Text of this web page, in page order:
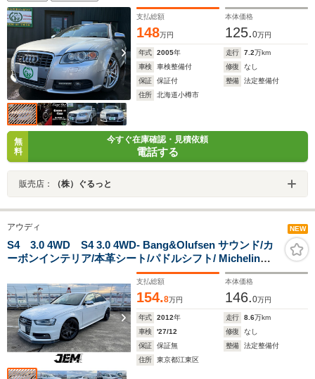
支払総額
148万円
本体価格
125.0万円
年式 2005年 走行 7.2万km
車検
車検整備付 修復
なし
保証
保証付 整備
法定整備付
住所
北海道小樽市
無
料
今すぐ在庫確認・見積依頼
電話する
販売店： （株）ぐるっと
アウディ NEW
S4 3.0 4WD S4 3.0 4WD- Bang&Olufsen サウンド/カ
ーボンインテリア/本革シート/パドルシフト/ Michelin
PS4S/ドラレコ/保証書/記録簿付
支払総額
154.8万円
本体価格
146.0万円
年式 2012年 走行 8.6万km
車検
'27/12 修復
なし
保証
保証無 整備
法定整備付
住所
東京都江東区